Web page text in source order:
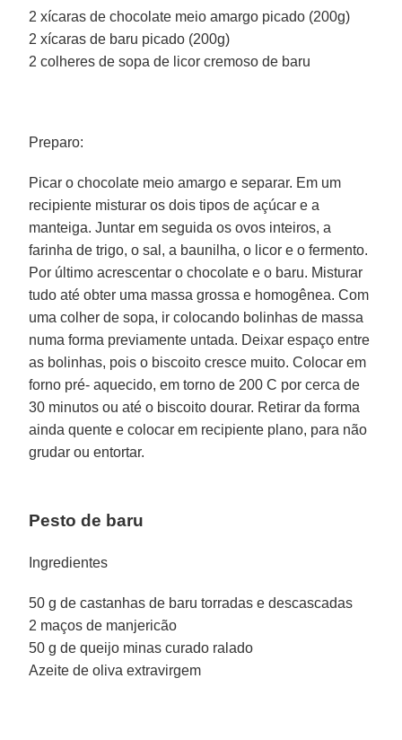
2 xícaras de chocolate meio amargo picado (200g)
2 xícaras de baru picado (200g)
2 colheres de sopa de licor cremoso de baru
Preparo:
Picar o chocolate meio amargo e separar. Em um
recipiente misturar os dois tipos de açúcar e a
manteiga. Juntar em seguida os ovos inteiros, a
farinha de trigo, o sal, a baunilha, o licor e o fermento.
Por último acrescentar o chocolate e o baru. Misturar
tudo até obter uma massa grossa e homogênea. Com
uma colher de sopa, ir colocando bolinhas de massa
numa forma previamente untada. Deixar espaço entre
as bolinhas, pois o biscoito cresce muito. Colocar em
forno pré- aquecido, em torno de 200 C por cerca de
30 minutos ou até o biscoito dourar. Retirar da forma
ainda quente e colocar em recipiente plano, para não
grudar ou entortar.
Pesto de baru
Ingredientes
50 g de castanhas de baru torradas e descascadas
2 maços de manjericão
50 g de queijo minas curado ralado
Azeite de oliva extravirgem